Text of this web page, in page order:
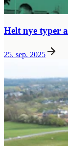
Helt nye typer
25. sep. 2025